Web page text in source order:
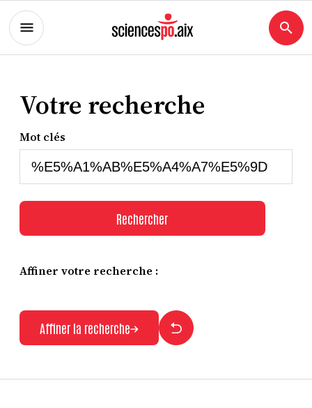
Votre recherche
Mot clés
Rechercher
Affiner votre recherche :
Affiner la recherche